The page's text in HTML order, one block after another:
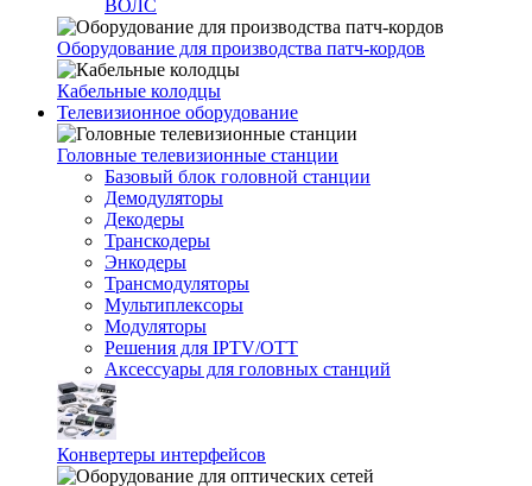
ВОЛС
Оборудование для производства патч-кордов
Кабельные колодцы
Телевизионное оборудование
Головные телевизионные станции
Базовый блок головной станции
Демодуляторы
Декодеры
Транскодеры
Энкодеры
Трансмодуляторы
Мультиплексоры
Модуляторы
Решения для IPTV/OTT
Аксессуары для головных станций
Конвертеры интерфейсов